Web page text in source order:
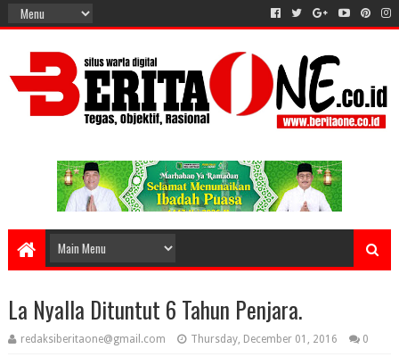
La Nyalla Dituntut 6 Tahun Penjara.
redaksiberitaone@gmail.com Thursday, December 01, 2016 0